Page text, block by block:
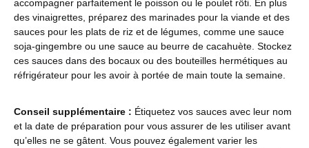
accompagner parfaitement le poisson ou le poulet rôti. En plus
des vinaigrettes, préparez des marinades pour la viande et des
sauces pour les plats de riz et de légumes, comme une sauce
soja-gingembre ou une sauce au beurre de cacahuète. Stockez
ces sauces dans des bocaux ou des bouteilles hermétiques au
réfrigérateur pour les avoir à portée de main toute la semaine.
Conseil supplémentaire : Étiquetez vos sauces avec leur nom
et la date de préparation pour vous assurer de les utiliser avant
qu’elles ne se gâtent. Vous pouvez également varier les